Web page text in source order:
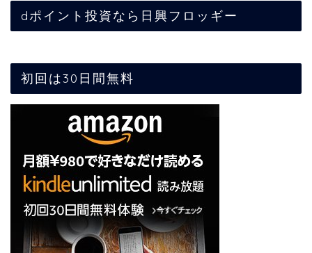
dポイント投資なら日興フロッギー
初回は30日間無料